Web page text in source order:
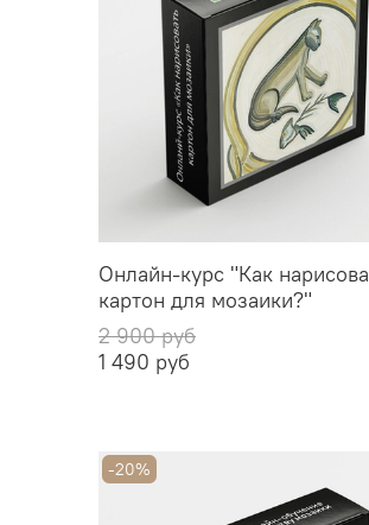
Онлайн-курс "Как
картон для мозаики?"
2 900 руб
1 490 руб
-20%